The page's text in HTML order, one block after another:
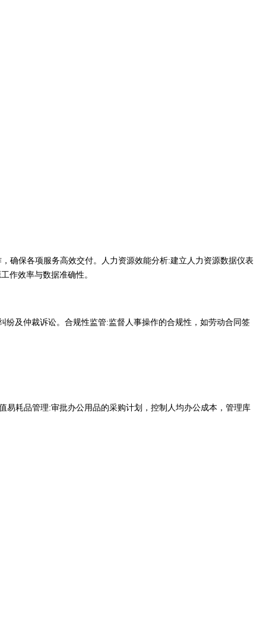
确保各项服务高效交付。人力资源效能分析:建立人力资源数据仪表
作效率与数据准确性。
纷及仲裁诉讼。合规性监管:监督人事操作的合规性，如劳动合同签
耗品管理:审批办公用品的采购计划，控制人均办公成本，管理库